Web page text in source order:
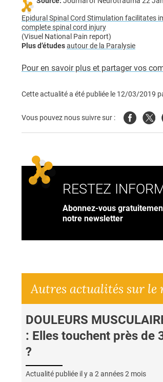
Epidural Spinal Cord Stimulation
complete spinal cord injury
(Visuel National Pain report)
Plus d’étudesautour de la Paralysie
Pour en savoir plus et partager vos
Cette actualité a été publiée le 12/03/2019
Vous pouvez nous suivre sur : Facebook
RESTEZ
Abonnez-vous
notre newsletter
Autres actualités sur le
DOULEURS
: Elles touchent près de
?
Actualité publiée il y a 2 années 2 mois